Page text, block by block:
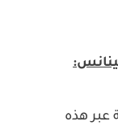
عبر هذه